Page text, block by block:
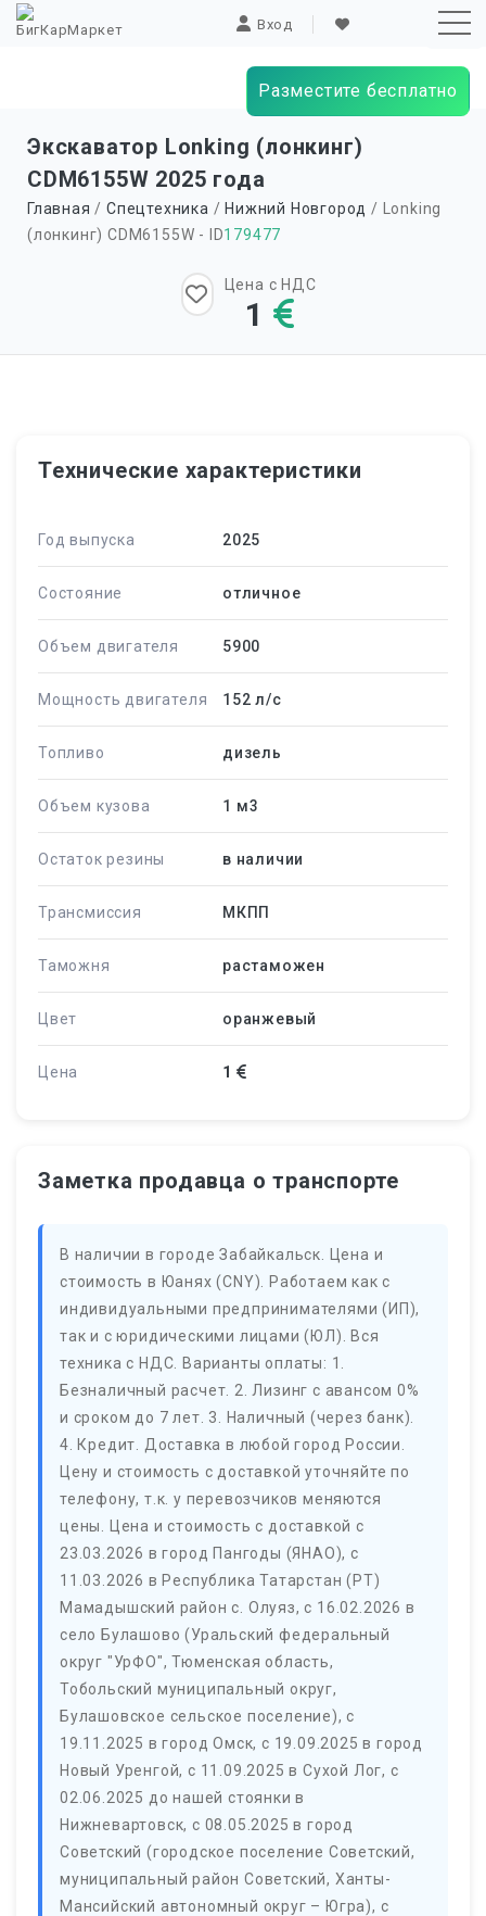
Вход
Разместите бесплатно
Экскаватор Lonking (лонкинг)
CDM6155W 2025 года
Главная /Спецтехника / Нижний Новгород / Lonking
(лонкинг) CDM6155W - ID179477
Цена с НДС
1
Технические характеристики
Год выпуска 2025
Состояние отличное
Объем двигателя 5900
Мощность двигателя 152 л/c
Топливо дизель
Объем кузова 1 м3
Остаток резины в наличии
Трансмиссия МКПП
Таможня растаможен
Цвет оранжевый
Цена 1
Заметка продавца о транспорте
В наличии в городе Забайкальск. Цена и
стоимость в Юанях (CNY). Работаем как с
индивидуальными предпринимателями (ИП),
так и с юридическими лицами (ЮЛ). Вся
техника с НДС. Варианты оплаты: 1.
Безналичный расчет. 2. Лизинг с авансом 0%
и сроком до 7 лет. 3. Наличный (через банк).
4. Кредит. Доставка в любой город России.
Цену и стоимость с доставкой уточняйте по
телефону, т.к. у перевозчиков меняются
цены. Цена и стоимость с доставкой с
23.03.2026 в город Пангоды (ЯНАО), с
11.03.2026 в Республика Татарстан (РТ)
Мамадышский район с. Олуяз, с 16.02.2026 в
село Булашово (Уральский федеральный
округ "УрФО", Тюменская область,
Тобольский муниципальный округ,
Булашовское сельское поселение), с
19.11.2025 в город Омск, с 19.09.2025 в город
Новый Уренгой, с 11.09.2025 в Сухой Лог, с
02.06.2025 до нашей стоянки в
Нижневартовск, с 08.05.2025 в город
Советский (городское поселение Советский,
муниципальный район Советский, Ханты-
Мансийский автономный округ – Югра), с